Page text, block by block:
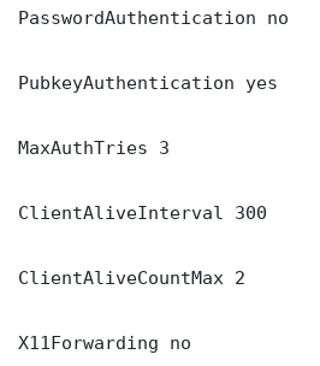
PasswordAuthentication no
PubkeyAuthentication yes
MaxAuthTries 3
ClientAliveInterval 300
ClientAliveCountMax 2
X11Forwarding no